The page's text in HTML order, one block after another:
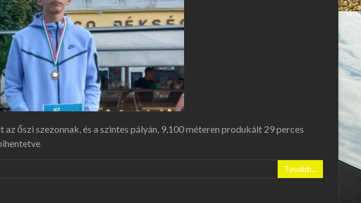
őszi szezonnak, és a szintes pályán, 9,100 méteren produkált 29 perces
Tovább...